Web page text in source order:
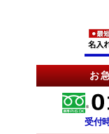
お
受付